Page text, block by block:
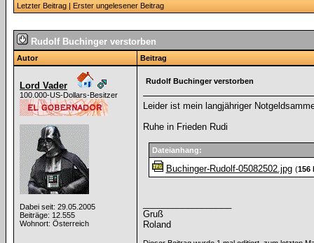
Letzter Beitrag | Erster ungelesener Beitrag
Rudolf Buchinger verstorben
Autor Beitrag
Lord Vader
100.000-US-Dollars-Besitzer
Dabei seit: 29.05.2005
Beiträge: 12.555
Wohnort: Österreich
Rudolf Buchinger verstorben
Leider ist mein langjähriger
Ruhe in Frieden Rudi
Dateianhang:
Buchinger-Rudolf-05082502.jpg (156
Gruß
Roland